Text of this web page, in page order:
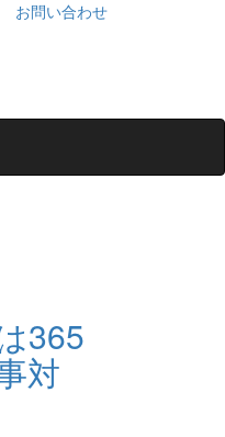
お問い合わせ